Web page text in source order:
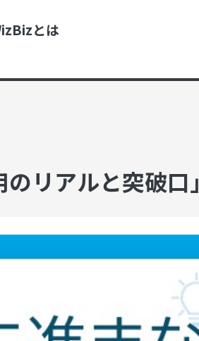
とは
リアルと突破口」